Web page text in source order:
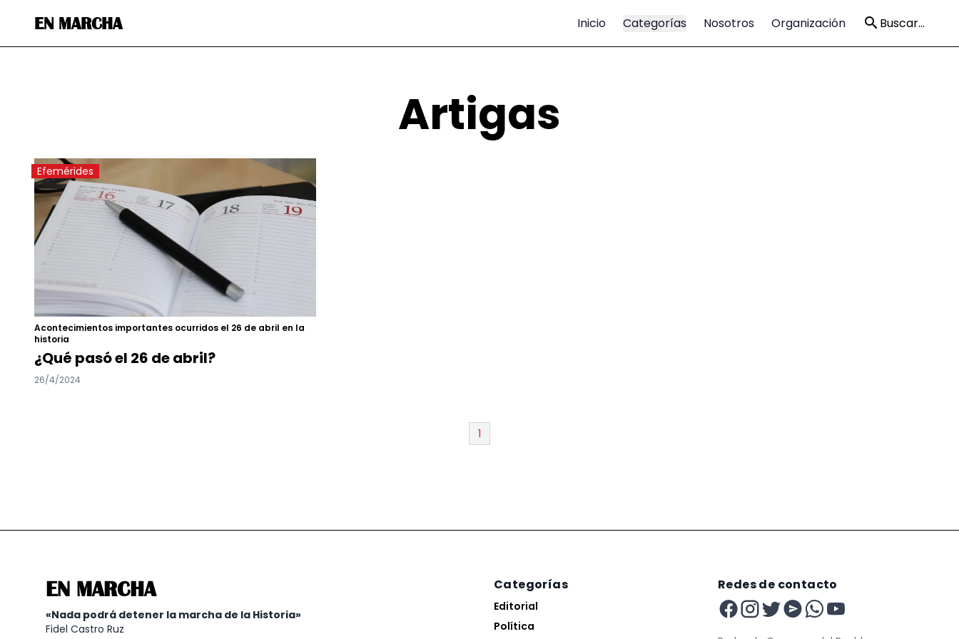
EN MARCHA Inicio Categorías Nosotros Organización Buscar...
Artigas
Efemérides
Acontecimientos importantes ocurridos el 26 de abril en la
historia
¿Qué pasó el 26 de abril?
26/4/2024
1
EN MARCHA
«Nada podrá detener la marcha de la Historia»
Fidel Castro Ruz
Categorías
Editorial
Política
Redes de contacto